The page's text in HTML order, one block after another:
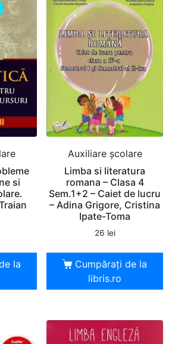
si
la
Auxiliare şcolare
Limba si literatura
romana – Clasa 4
Sem.1+2 – Caiet de lucru
– Adina Grigore, Cristina
Ipate-Toma
26 lei
Cumpărați de la
libris.ro